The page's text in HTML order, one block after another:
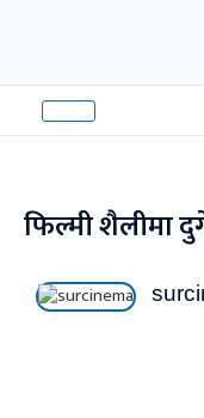
फिल्मी शैलीमा